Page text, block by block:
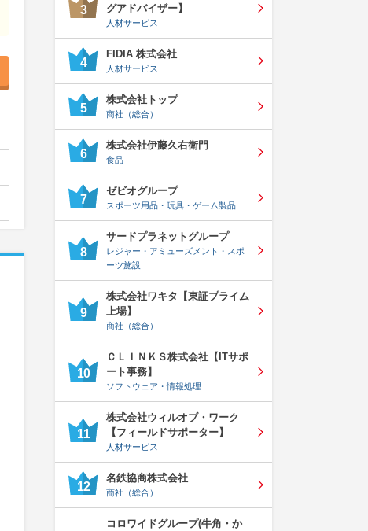
3
グアドバイザー】
人材サービス
4
FIDIA 株式会社
人材サービス
5
株式会社トップ
商社（総合）
6
株式会社伊藤久右衛門
食品
7
ゼビオグループ
スポーツ用品・玩具・ゲーム製品
8
サードプラネットグループ
レジャー・アミューズメント・スポ
ーツ施設
9
株式会社ワキタ【東証プライム
上場】
商社（総合）
10
ＣＬＩＮＫＳ株式会社【ITサポ
ート事務】
ソフトウェア・情報処理
11
株式会社ウィルオブ・ワーク
【フィールドサポーター】
人材サービス
12
名鉄協商株式会社
商社（総合）
コロワイドグループ(牛角・か